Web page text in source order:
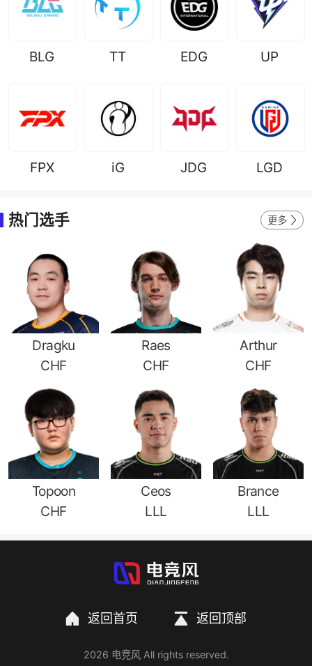
BLG TT EDG UP
FPX iG JDG LGD
热门选手 更多
Dragku
CHF
Raes
CHF
Arthur
CHF
Topoon
CHF
Ceos
LLL
Brance
LLL
返回首页 返回顶部
2026 电竞风 All rights reserved.